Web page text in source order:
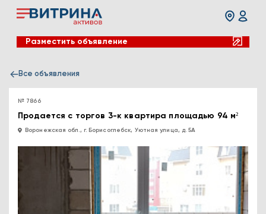
Разместить объявление
Все объявления
№ 7866
Продается с торгов 3-к квартира площадью 94 м²
Воронежская обл., г. Борисоглебск, Уютная улица, д. 5А